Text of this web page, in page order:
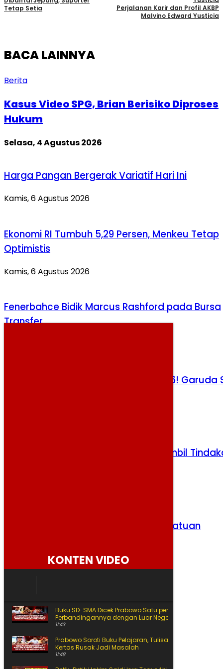
Tetap Setia
Perjalanan Karir dan Profil AKBP
Malvino Edward Yusticia
BACA LAINNYA
Berita
Kasus Video SPG, Brian Berisiko Diproses
Hukum
Selasa, 4 Agustus 2026
Harga Pangan Bergerak Variatif Hari Ini
Kamis, 6 Agustus 2026
Ekonomi RI Tumbuh 5,29 Persen, Menkeu Tetap
Optimistis
Kamis, 6 Agustus 2026
Fenerbahce Bidik Marcus Rashford pada Bursa
Transfer
Duel Panas ASEAN Hyundai Cup 2026! Garuda
Kasus MBG Jayapura Diusut, BGN Ambil
Dudung Ajak Masyarakat Jaga Persatuan
KONTEN VIDEO
Buku SD-SMA Dicek Prabowo Satu per Satu, Begini
Perbandingannya dengan Luar Negeri
11:43
Prabowo Soroti Buku Pelajaran, Tulisan Kecil hingga
Kertas Rusak Jadi Masalah
11:48